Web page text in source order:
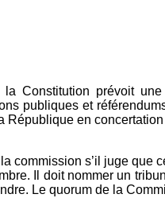
Constitution prévoit
publiques et
République en
commission s’il juge
Il doit nommer un
Le quorum de la